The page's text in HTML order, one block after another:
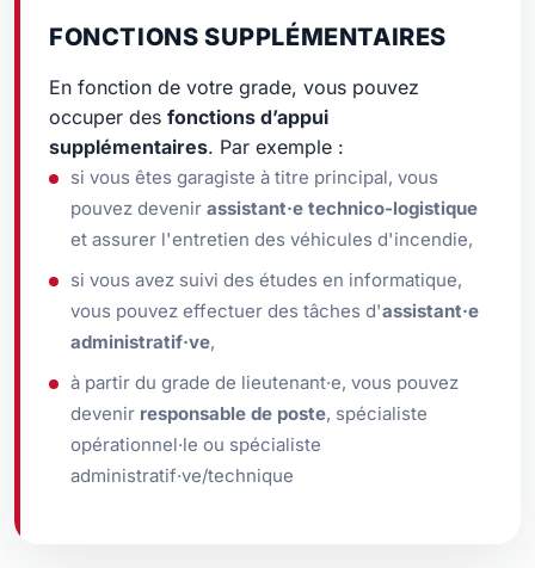
FONCTIONS SUPPLÉMENTAIRES
En fonction de votre grade, vous pouvez
occuper des fonctions d’appui
supplémentaires. Par exemple :
si vous êtes garagiste à titre principal, vous
pouvez devenir assistant·e technico-logistique
et assurer l'entretien des véhicules d'incendie,
si vous avez suivi des études en informatique,
vous pouvez effectuer des tâches d'assistant·e
administratif·ve,
à partir du grade de lieutenant·e, vous pouvez
devenir responsable de poste, spécialiste
opérationnel·le ou spécialiste
administratif·ve/technique